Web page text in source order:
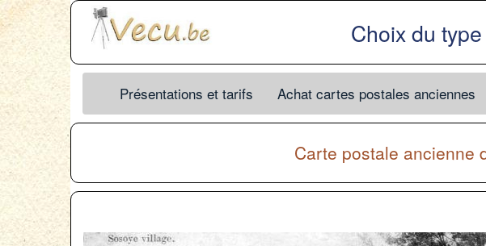
Choix du
Présentations et tarifs Achat cartes postales anciennes
Carte postale ancienne